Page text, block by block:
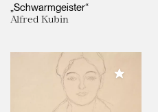
„Schwarmgeister“
Alfred Kubin
Meiner